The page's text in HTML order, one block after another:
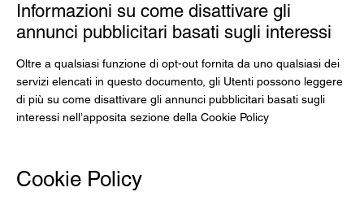
Informazioni su come disattivare gli
annunci pubblicitari basati sugli interessi
Oltre a qualsiasi funzione di opt-out fornita da uno qualsiasi dei
servizi elencati in questo documento, gli Utenti possono leggere
di più su come disattivare gli annunci pubblicitari basati sugli
interessi nell’apposita sezione della Cookie Policy
Cookie Policy